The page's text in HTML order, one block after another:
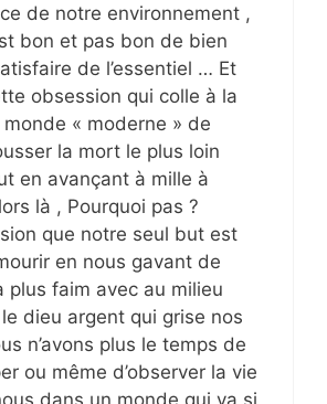
de notre environnement ,
bon et pas bon de bien
de l’essentiel … Et
obsession qui colle à la
« moderne » de
la mort le plus loin
en avançant à mille à
là , Pourquoi pas ?
que notre seul but est
en nous gavant de
plus faim avec au milieu
dieu argent qui grise nos
n’avons plus le temps de
ou même d’observer la vie
dans un monde qui va si